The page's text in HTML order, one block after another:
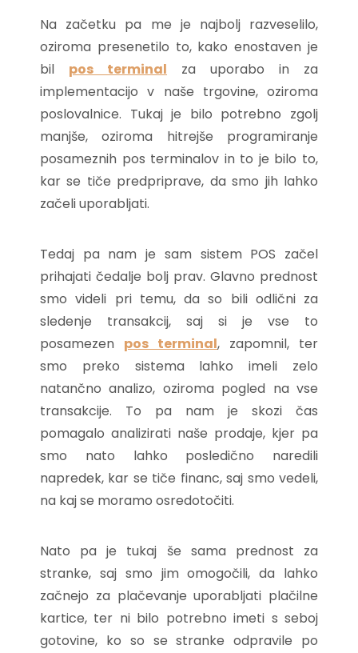
Na začetku pa me je najbolj razveselilo,
oziroma presenetilo to, kako enostaven je
bil pos terminal za uporabo in za
implementacijo v naše trgovine, oziroma
poslovalnice. Tukaj je bilo potrebno zgolj
manjše, oziroma hitrejše programiranje
posameznih pos terminalov in to je bilo to,
kar se tiče predpriprave, da smo jih lahko
začeli uporabljati.
Tedaj pa nam je sam sistem POS začel
prihajati čedalje bolj prav. Glavno prednost
smo videli pri temu, da so bili odlični za
sledenje transakcij, saj si je vse to
posamezen pos terminal, zapomnil, ter
smo preko sistema lahko imeli zelo
natančno analizo, oziroma pogled na vse
transakcije. To pa nam je skozi čas
pomagalo analizirati naše prodaje, kjer pa
smo nato lahko posledično naredili
napredek, kar se tiče financ, saj smo vedeli,
na kaj se moramo osredotočiti.
Nato pa je tukaj še sama prednost za
stranke, saj smo jim omogočili, da lahko
začnejo za plačevanje uporabljati plačilne
kartice, ter ni bilo potrebno imeti s seboj
gotovine, ko so se stranke odpravile po